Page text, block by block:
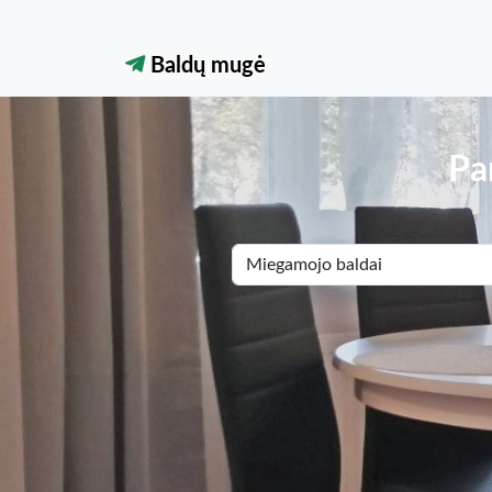
Baldų mugė